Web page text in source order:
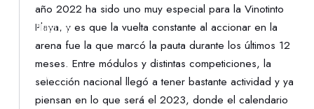
NORMATIVAS
CONTACTO
año 2022 ha sido uno muy especial para la Vinotinto
Playa, y es que la vuelta constante al accionar en la
arena fue la que marcó la pauta durante los últimos 12
meses. Entre módulos y distintas competiciones, la
selección nacional llegó a tener bastante actividad y ya
piensan en lo que será el 2023, donde el calendario